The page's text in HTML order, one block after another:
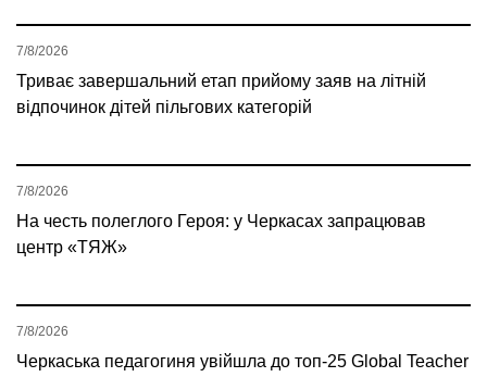
Триває завершальний етап прийому заяв на літній
відпочинок дітей пільгових категорій
7/8/2026
На честь полеглого Героя: у Черкасах запрацював
центр «ТЯЖ»
7/8/2026
Черкаська педагогиня увійшла до топ-25 Global Teacher
7/8/2026